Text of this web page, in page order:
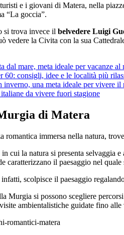
e i giovani di Matera, nella
“La goccia”.
si trova invece il belvedere Luigi
vedere la Civita con la sua
60: consigli, idee e le località più
da vivere fuori stagione
di Matera
romantica immersa nella natura,
cui la natura si presenta selvaggia
caratterizzano il paesaggio nel
scolpisce il paesaggio
Murgia si possono scegliere
ambientalistiche guidate fino alle